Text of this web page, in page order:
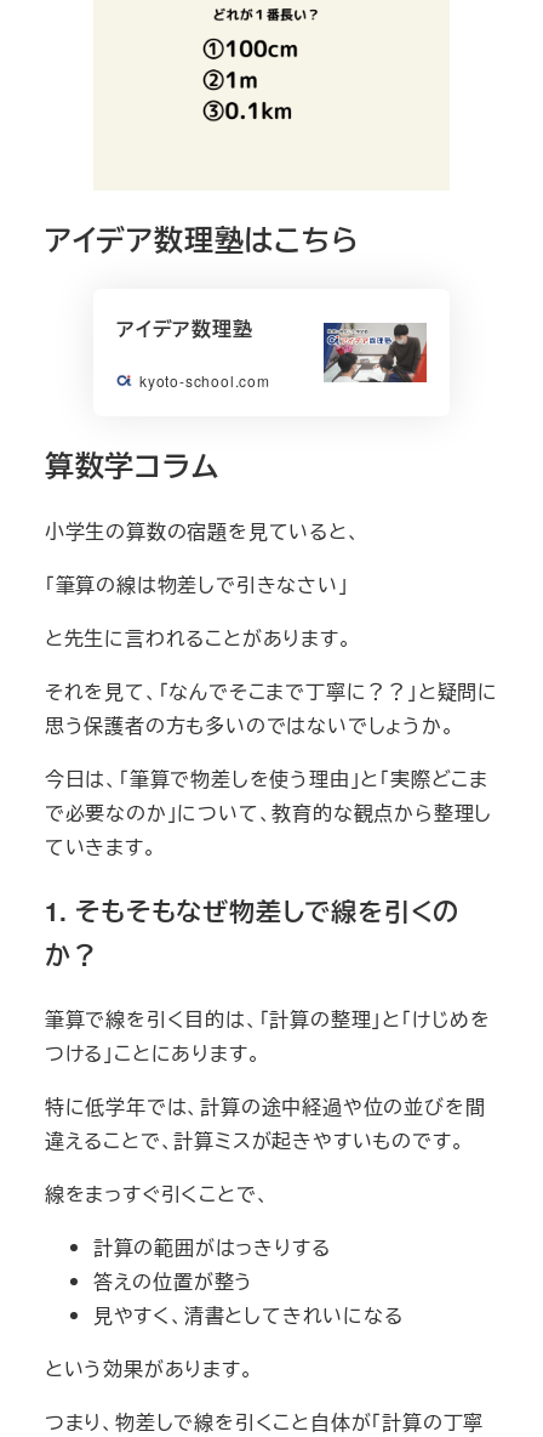
アイデア数理塾はこちら
アイデア数理塾
kyoto-school.com
算数学コラム
小学生の算数の宿題を見ていると、
「筆算の線は物差しで引きなさい」
と先生に言われることがあります。
それを見て、「なんでそこまで丁寧に？？」と疑問に
思う保護者の方も多いのではないでしょうか。
今日は、「筆算で物差しを使う理由」と「実際どこま
で必要なのか」について、教育的な観点から整理し
ていきます。
1. そもそもなぜ物差しで線を引くの
か？
筆算で線を引く目的は、「計算の整理」と「けじめを
つける」ことにあります。
特に低学年では、計算の途中経過や位の並びを間
違えることで、計算ミスが起きやすいものです。
線をまっすぐ引くことで、
計算の範囲がはっきりする
答えの位置が整う
見やすく、清書としてきれいになる
という効果があります。
つまり、物差しで線を引くこと自体が「計算の丁寧